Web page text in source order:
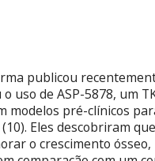
publicou
uso de ASP-5878, um
modelos pré-clínicos
Eles descobriram
o crescimento